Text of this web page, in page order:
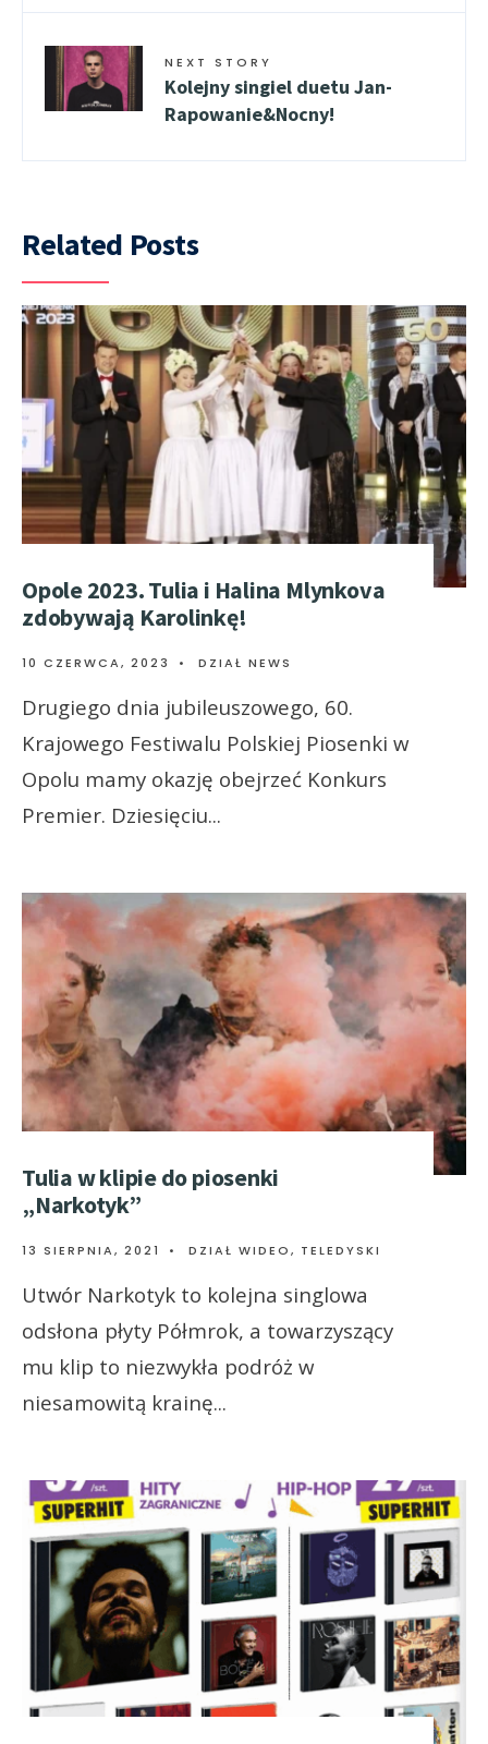
NEXT STORY
Kolejny singiel duetu Jan-
Rapowanie&Nocny!
Related Posts
Opole 2023. Tulia i Halina Mlynkova
zdobywają Karolinkę!
10 CZERWCA, 2023 • DZIAŁ NEWS
Drugiego dnia jubileuszowego, 60.
Krajowego Festiwalu Polskiej Piosenki w
Opolu mamy okazję obejrzeć Konkurs
Premier. Dziesięciu...
Tulia w klipie do piosenki
„Narkotyk”
13 SIERPNIA, 2021 • DZIAŁ WIDEO, TELEDYSKI
Utwór Narkotyk to kolejna singlowa
odsłona płyty Półmrok, a towarzyszący
mu klip to niezwykła podróż w
niesamowitą krainę...